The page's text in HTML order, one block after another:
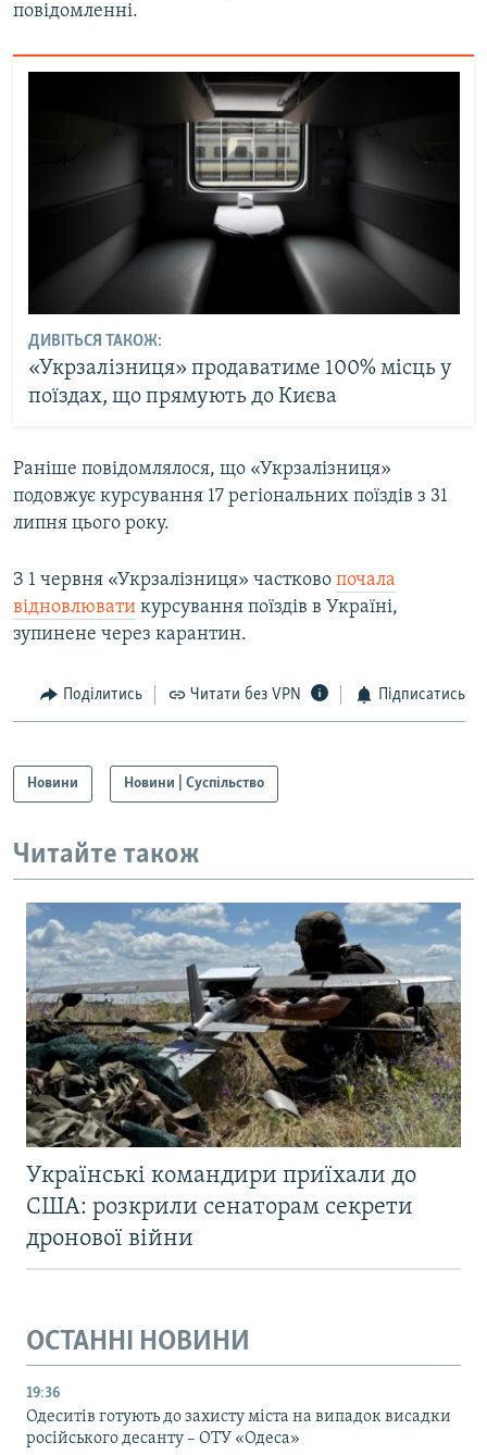
Усі сайти RFE/RL
повідомленні.
ДИВІТЬСЯ ТАКОЖ:
«Укрзалізниця» продаватиме 100% місць у
поїздах, що прямують до Києва
Раніше повідомлялося, що «Укрзалізниця»
подовжує курсування 17 регіональних поїздів з 31
липня цього року.
З 1 червня «Укрзалізниця» частково почала
відновлювати курсування поїздів в Україні,
зупинене через карантин.
Поділитись Читати без VPN Підписатись
Новини Новини | Суспільство
Читайте також
Українські командири приїхали до
США: розкрили сенаторам секрети
дронової війни
ОСТАННІ НОВИНИ
19:36
Одеситів готують до захисту міста на випадок висадки
російського десанту – ОТУ «Одеса»